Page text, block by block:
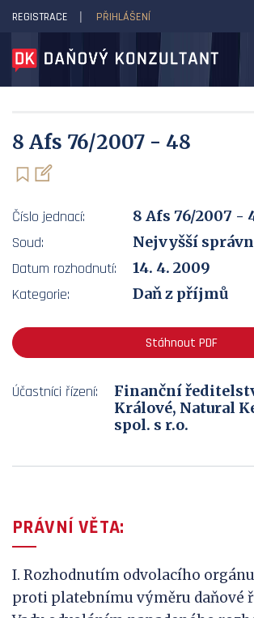
DAŇOVÝ KONZULTANT
REGISTRACE PŘIHLÁŠENÍ
8 Afs 76/2007 - 48
Číslo jednací:
8 Afs 76/2007 -
Soud:
Nejvyšší
Datum rozhodnutí:
14. 4. 2009
Kategorie:
Daň z příjmů
Stáhnout PDF
Účastníci řízení:
Finanční
Králové, Natural
spol. s r.o.
PRÁVNÍ VĚTA:
I. Rozhodnutím odvolacího
proti platebnímu výměru daňové